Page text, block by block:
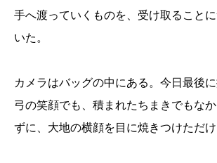
手へ渡っていくものを、受け取ること
いた。
カメラはバッグの中にある。今日最後
弓の笑顔でも、積まれたちまきでもな
ずに、大地の横顔を目に焼きつけただけ